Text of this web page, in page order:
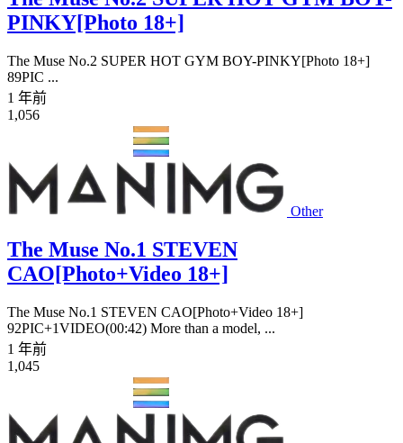
PINKY[Photo 18+]
The Muse No.2 SUPER HOT GYM BOY-PINKY[Photo 18+]
89PIC ...
1 年前
1,056
Other
The Muse No.1 STEVEN
CAO[Photo+Video 18+]
The Muse No.1 STEVEN CAO[Photo+Video 18+]
92PIC+1VIDEO(00:42) More than a model, ...
1 年前
1,045